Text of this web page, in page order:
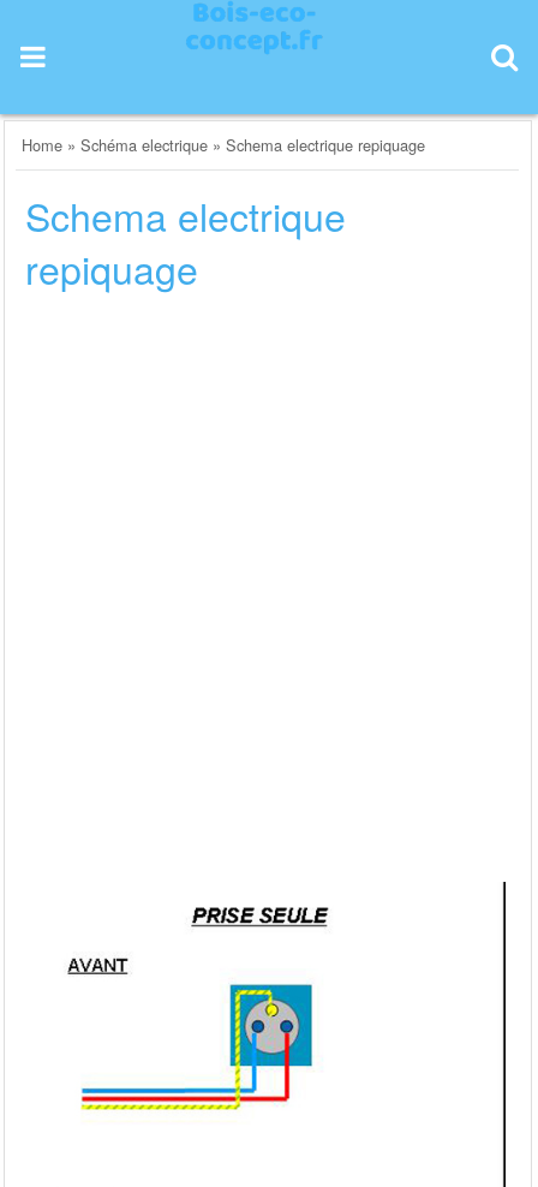
content
Home »Schéma electrique »Schema electrique repiquage
Schema electrique
repiquage